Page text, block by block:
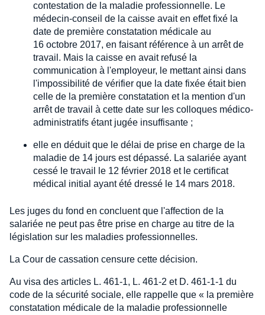
contestation de la maladie professionnelle. Le
médecin-conseil de la caisse avait en effet fixé la
date de première constatation médicale au
16 octobre 2017, en faisant référence à un arrêt de
travail. Mais la caisse en avait refusé la
communication à l'employeur, le mettant ainsi dans
l'impossibilité de vérifier que la date fixée était bien
celle de la première constatation et la mention d'un
arrêt de travail à cette date sur les colloques médico-
administratifs étant jugée insuffisante ;
elle en déduit que le délai de prise en charge de la
maladie de 14 jours est dépassé. La salariée ayant
cessé le travail le 12 février 2018 et le certificat
médical initial ayant été dressé le 14 mars 2018.
Les juges du fond en concluent que l'affection de la
salariée ne peut pas être prise en charge au titre de la
législation sur les maladies professionnelles.
La Cour de cassation censure cette décision.
Au visa des articles L. 461-1, L. 461-2 et D. 461-1-1 du
code de la sécurité sociale, elle rappelle que « la première
constatation médicale de la maladie professionnelle